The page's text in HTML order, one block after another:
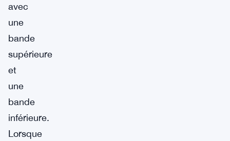
avec
une
bande
supérieure
et
une
bande
inférieure.
Lorsque